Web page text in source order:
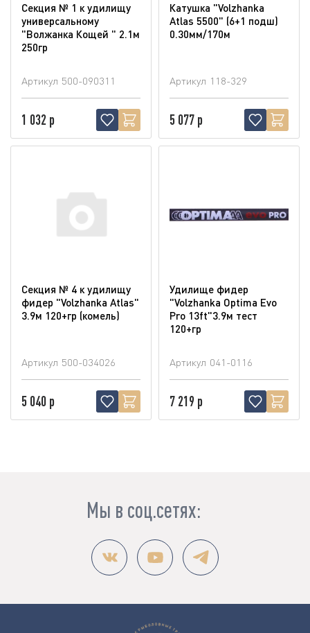
Секция № 1 к удилищу
универсальному
"Волжанка Кощей " 2.1м
250гр
Артикул 500-090311
1 032 р
Катушка "Volzhanka
Atlas 5500" (6+1 подш)
0.30мм/170м
Артикул 118-329
5 077 р
Секция № 4 к удилищу
фидер "Volzhanka Atlas"
3.9м 120+гр (комель)
Артикул 500-034026
5 040 р
Удилище фидер
"Volzhanka Optima Evo
Pro 13ft"3.9м тест
120+гр
Артикул 041-0116
7 219 р
Мы в соц.сетях: